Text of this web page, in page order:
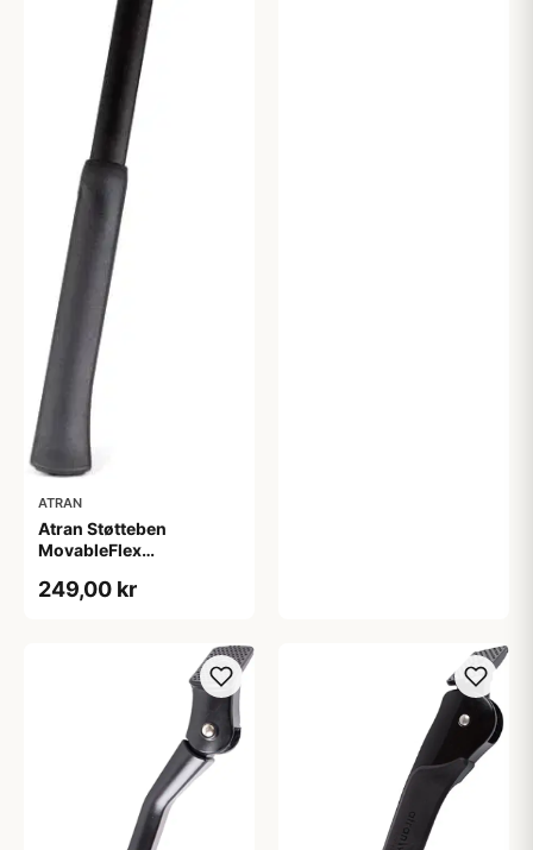
ATRAN
Atran Støtteben
MovableFlex
(Bagstage)
249,00 kr